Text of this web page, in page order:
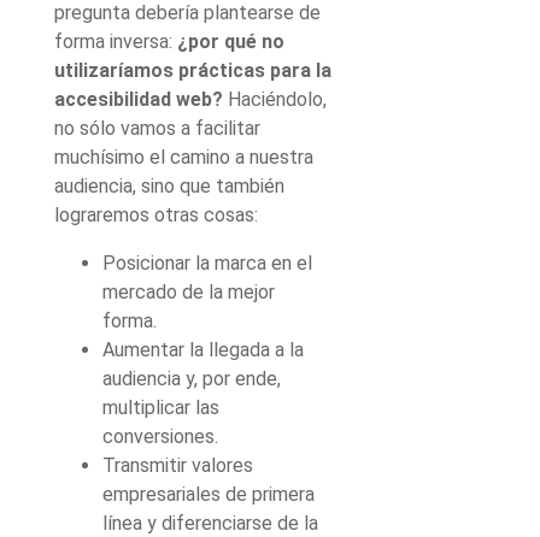
pregunta debería plantearse de
forma inversa: ¿por qué no
utilizaríamos prácticas para la
accesibilidad web? Haciéndolo,
no sólo vamos a facilitar
muchísimo el camino a nuestra
audiencia, sino que también
lograremos otras cosas:
Posicionar la marca en el
mercado de la mejor
forma.
Aumentar la llegada a la
audiencia y, por ende,
multiplicar las
conversiones.
Transmitir valores
empresariales de primera
línea y diferenciarse de la